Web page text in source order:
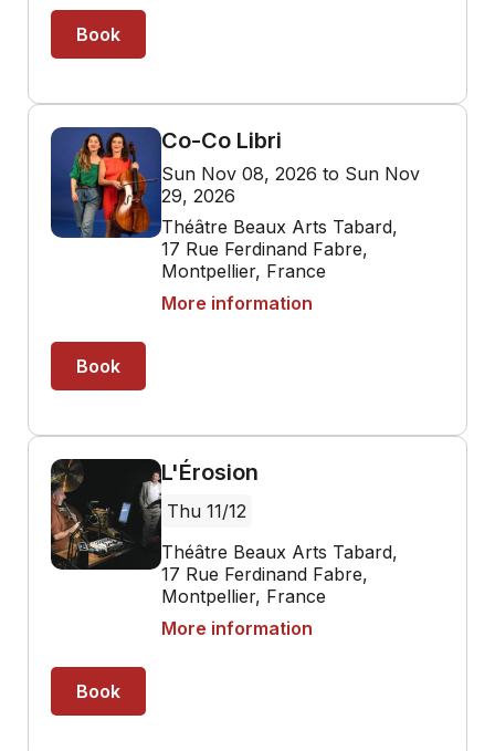
Book
Co-Co Libri
Sun Nov 08, 2026 to Sun Nov
29, 2026
Théâtre Beaux Arts Tabard,
17 Rue Ferdinand Fabre,
Montpellier, France
More information
Book
L'Érosion
Thu 11/12
Théâtre Beaux Arts Tabard,
17 Rue Ferdinand Fabre,
Montpellier, France
More information
Book